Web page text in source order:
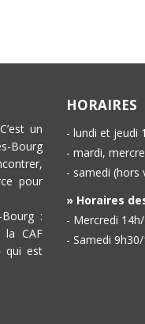
un
Bourg
pour
:
la CAF
qui est
HORAIRES
- lundi et jeudi
- mardi,
- samedi (hors
» Horaires
- Mercredi
- Samedi